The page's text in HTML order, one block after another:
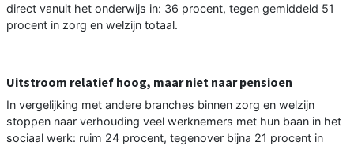
direct vanuit het onderwijs in: 36 procent, tegen gemiddeld 51
procent in zorg en welzijn totaal.
Uitstroom relatief hoog, maar niet naar pensioen
In vergelijking met andere branches binnen zorg en welzijn
stoppen naar verhouding veel werknemers met hun baan in het
sociaal werk: ruim 24 procent, tegenover bijna 21 procent in